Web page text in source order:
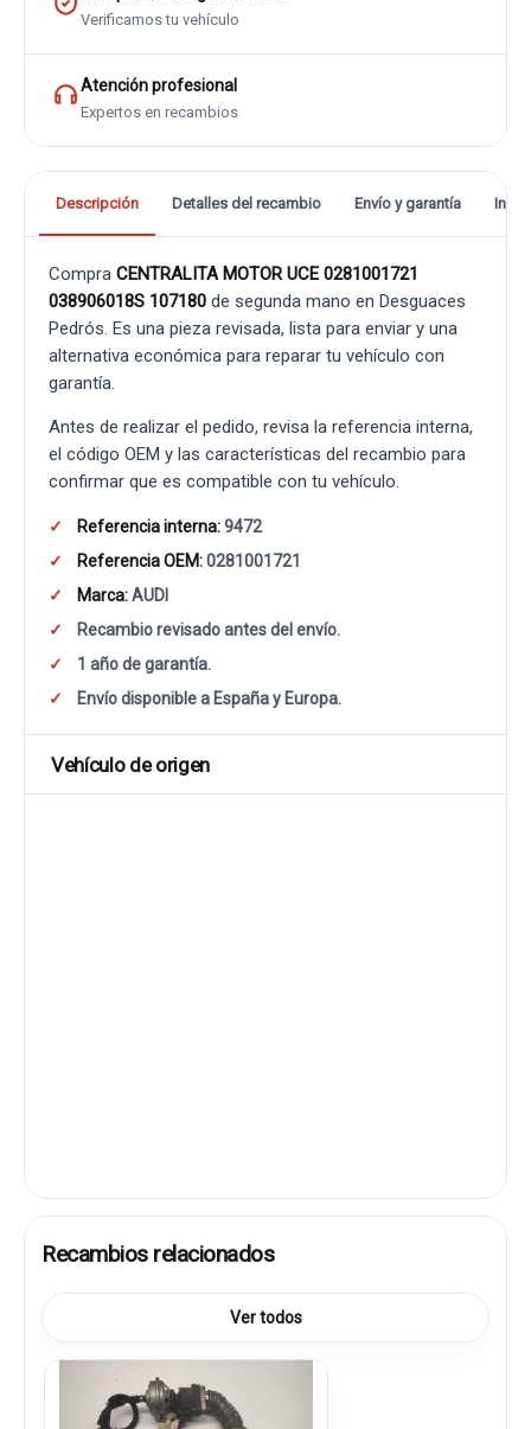
Verificamos tu vehículo
Atención profesional
Expertos en recambios
Descripción Detalles del recambio Envío y garantía
Compra CENTRALITA MOTOR UCE 0281001721
038906018S 107180 de segunda mano en Desguaces
Pedrós. Es una pieza revisada, lista para enviar y una
alternativa económica para reparar tu vehículo con
garantía.
Antes de realizar el pedido, revisa la referencia interna,
el código OEM y las características del recambio para
confirmar que es compatible con tu vehículo.
Referencia interna:9472
Referencia OEM:0281001721
Marca:AUDI
Recambio revisado antes del envío.
1 año de garantía.
Envío disponible a España y Europa.
Vehículo de origen
Recambios relacionados
Ver todos